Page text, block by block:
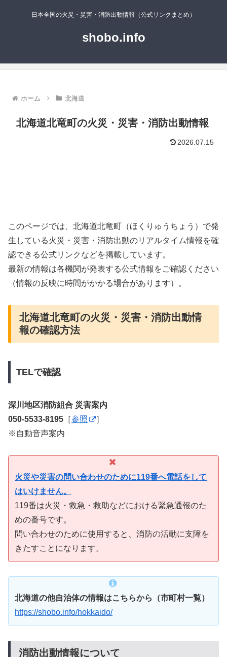
日本全国の火災・災害・消防出動情報（公式リンクまとめ）
shobo.info
ホーム 北海道
北海道北竜町の火災・災害・消防出動情報
2026.07.15
このページでは、北海道北竜町（ほくりゅうちょう）で発
生している火災・災害・消防出動のリアルタイム情報を確
認できる公式リンクなどを掲載しています。
最新の情報は各機関が発表する公式情報をご確認ください
（情報の反映に時間がかかる場合があります）。
北海道北竜町の火災・災害・消防出動情
報の確認方法
TELで確認
深川地区消防組合 災害案内
050-5533-8195 ［参照
］
※自動音声案内
火災や災害の問い合わせのために119番へ電話をして
はいけません。
119番は火災・救急・救助などにおける緊急通報のた
めの番号です。
問い合わせのために使用すると、消防の活動に支障を
きたすことになります。
北海道の他自治体の情報はこちらから（市町村一覧）
https://shobo.info/hokkaido/
消防出動情報について